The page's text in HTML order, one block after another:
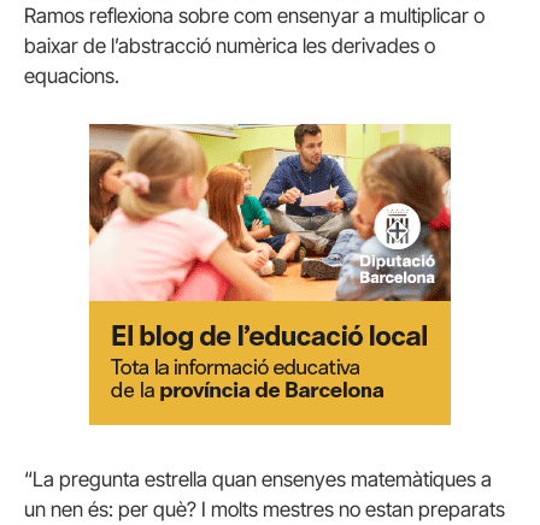
Ramos reflexiona sobre com ensenyar a multiplicar o
baixar de l’abstracció numèrica les derivades o
equacions.
“La pregunta estrella quan ensenyes matemàtiques a
un nen és: per què? I molts mestres no estan preparats